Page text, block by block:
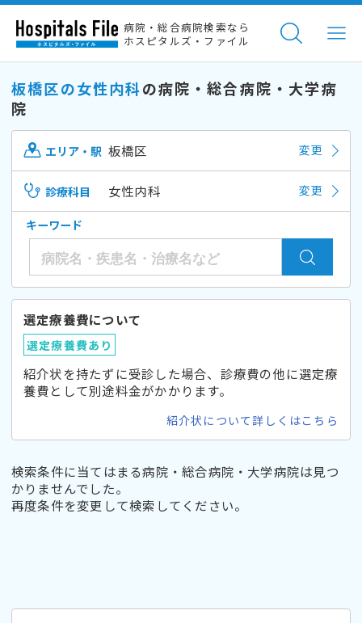
病院・総合病院検索なら
ホスピタルズ・ファイル
板橋区の女性内科の病院・総合病院・大学病
院
エリア・駅 板橋区 変更
診療科目 女性内科 変更
キーワード
選定療養費について
選定療養費あり
紹介状を持たずに受診した場合、診療費の他に選定療
養費として別途料金がかかります。
紹介状について詳しくはこちら
検索条件に当てはまる病院・総合病院・大学病院は見つ
かりませんでした。
再度条件を変更して検索してください。